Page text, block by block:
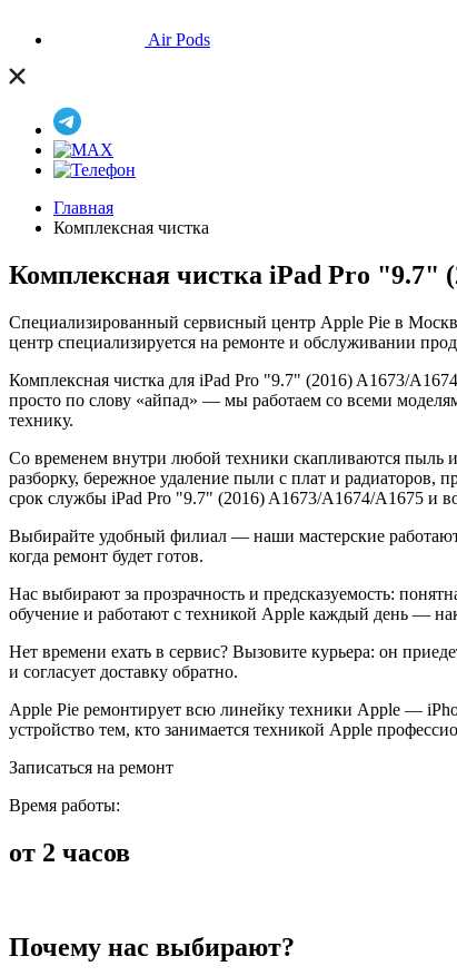
Air Pods
Главная
Комплексная чистка
Комплексная чистка iPad Pro "9.7"
Специализированный сервисный центр Apple Pie в
центр специализируется на ремонте и обслуживании
Комплексная чистка для iPad Pro "9.7" (2016) A1673/
просто по слову «айпад» — мы работаем со всеми
технику.
Со временем внутри любой техники скапливаются пыль
разборку, бережное удаление пыли с плат и радиаторов,
срок службы iPad Pro "9.7" (2016) A1673/A1674/A1675 и
Выбирайте удобный филиал — наши мастерские работают
когда ремонт будет готов.
Нас выбирают за прозрачность и предсказуемость:
обучение и работают с техникой Apple каждый день —
Нет времени ехать в сервис? Вызовите курьера: он
и согласует доставку обратно.
Apple Pie ремонтирует всю линейку техники Apple —
устройство тем, кто занимается техникой Apple
Записаться на ремонт
Время работы:
от 2 часов
Почему нас выбирают?